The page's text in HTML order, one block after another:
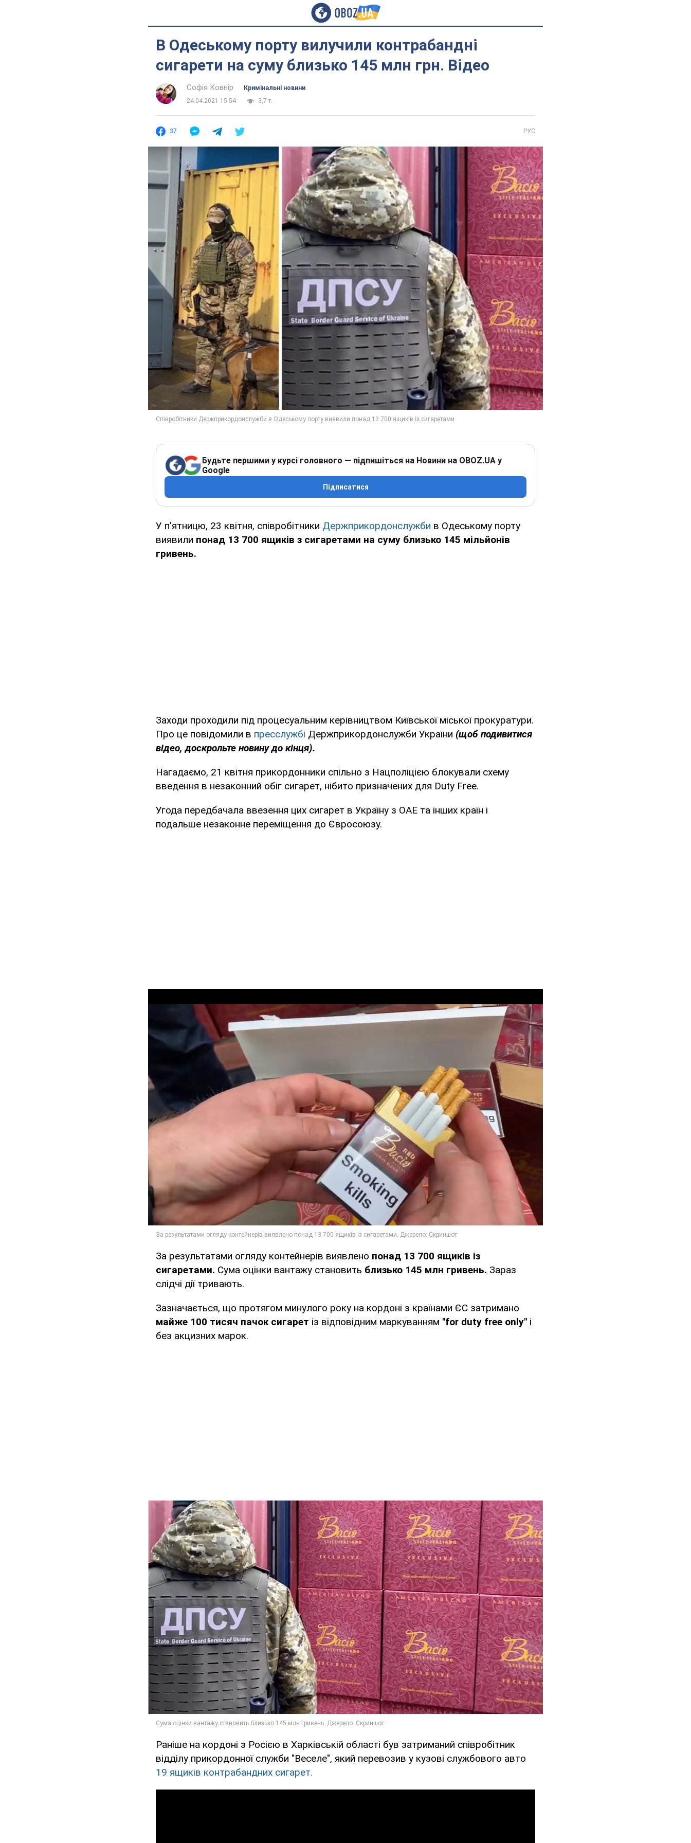
В Одеському порту вилучили контрабандні
сигарети на суму близько 145 млн грн. Відео
Софія Ковнір
Кримінальні новини
24.04.2021 15:54
3,7 т.
37 РУС
Будьте першими у курсі головного — підпишіться на Новини на OBOZ.UA у
Google
Підписатися
У п'ятницю, 23 квітня, співробітники Держприкордонслужби в Одеському порту
виявили понад 13 700 ящиків з сигаретами на суму близько 145 мільйонів
гривень.
Заходи проходили під процесуальним керівництвом Київської міської прокуратури.
Про це повідомили в пресслужбі Держприкордонслужби України (щоб подивитися
відео, доскрольте новину до кінця).
Нагадаємо, 21 квітня прикордонники спільно з Нацполіцією блокували схему
введення в незаконний обіг сигарет, нібито призначених для Duty Free.
Угода передбачала ввезення цих сигарет в Україну з ОАЕ та інших країн і
подальше незаконне переміщення до Євросоюзу.
За результатами огляду контейнерів виявлено понад 13 700 ящиків із
сигаретами. Сума оцінки вантажу становить близько 145 млн гривень. Зараз
слідчі дії тривають.
Зазначається, що протягом минулого року на кордоні з країнами ЄС затримано
майже 100 тисяч пачок сигарет із відповідним маркуванням "for duty free only" і
без акцизних марок.
Раніше на кордоні з Росією в Харківській області був затриманий співробітник
відділу прикордонної служби "Веселе", який перевозив у кузові службового авто
19 ящиків контрабандних сигарет.